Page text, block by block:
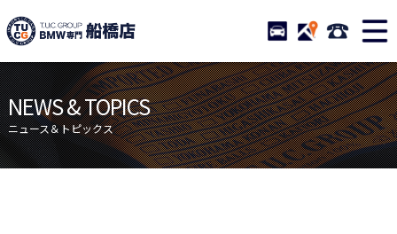
TUCグループ BMW専門 船
STOCK ACCESS 047-
ニュース
在庫リスト
目玉車両一覧
店舗紹介
保証＆サービス
アクセスマップ
NEWS & TOPICS
ニュース＆トピックス